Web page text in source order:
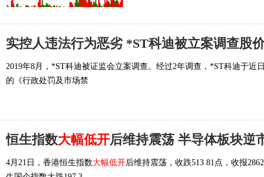
实控人违法行为恶劣 *ST科迪被立案调查股
2019年8月，*ST科迪被证监会立案调查。经过2年调查，*ST科迪于近
的《行政处罚及市场禁
恒生指数大幅低开后维持震荡 半导体板块逆
4月21日，香港恒生指数大幅低开后维持震荡，收跌513 81点，收报